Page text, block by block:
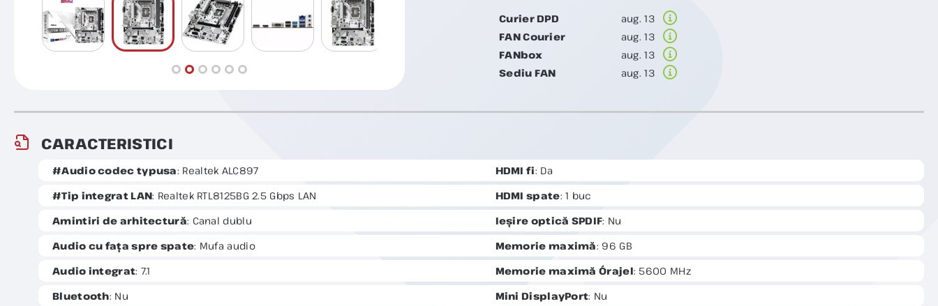
Curier DPD
aug. 13
FAN Courier
aug. 13
FANbox
aug. 13
Sediu FAN
aug. 13
CARACTERISTICI
#Audio codec typusa: Realtek ALC897
#Tip integrat LAN: Realtek RTL8125BG 2.5 Gbps LAN
Amintiri de arhitectură: Canal dublu
Audio cu fața spre spate: Mufa audio
Audio integrat: 7.1
Bluetooth: Nu
HDMI fi: Da
HDMI spate: 1 buc
Ieșire optică SPDIF: Nu
Memorie maximă: 96 GB
Memorie maximă Órajel: 5600 MHz
Mini DisplayPort: Nu